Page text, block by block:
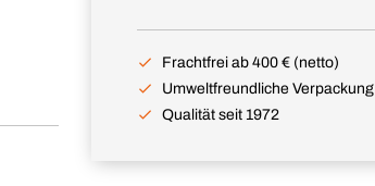
Frachtfrei ab 400 € (netto)
Umweltfreundliche Verpackung
Qualität seit 1972